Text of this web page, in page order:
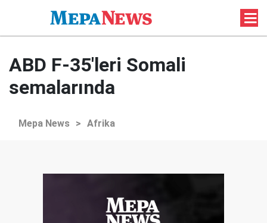
ABD F-35'leri Somali
semalarında
Mepa News > Afrika